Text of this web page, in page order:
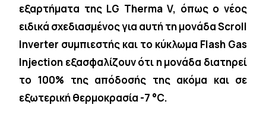
εξαρτήματα της LG Therma V, όπως ο νέος
ειδικά σχεδιασμένος για αυτή τη μονάδα Scroll
Inverter συμπιεστής και το κύκλωμα Flash Gas
Injection εξασφαλίζουν ότι η μονάδα διατηρεί
το 100% της απόδοσής της ακόμα και σε
εξωτερική θερμοκρασία -7 °C.